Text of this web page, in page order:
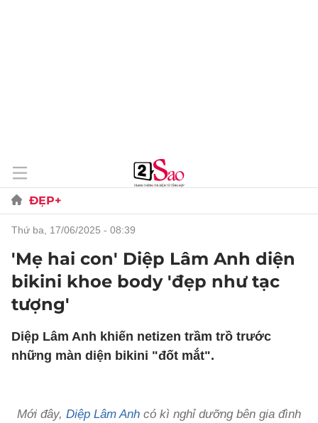
ĐẸP+
thứ ba, 17/06/2025 - 08:39
'Mẹ hai con' Diệp Lâm Anh diện
bikini khoe body 'đẹp như tạc
tượng'
Diệp Lâm Anh khiến netizen trầm trồ trước
những màn diện bikini "đốt mắt".
Mới đây, Diệp Lâm Anh có kì nghỉ dưỡng bên gia đình